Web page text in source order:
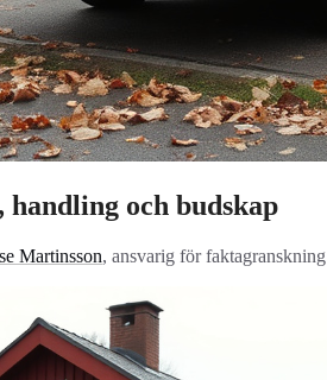
handling och budskap
Martinsson, ansvarig för faktagranskning